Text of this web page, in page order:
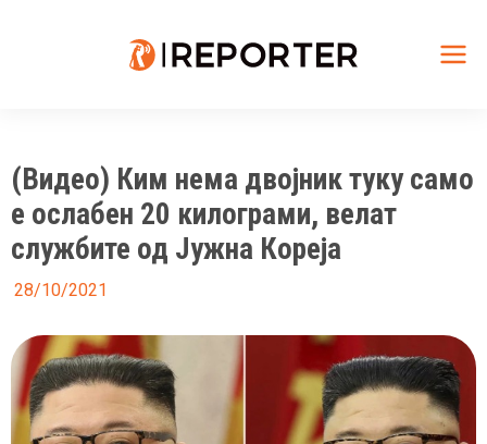
(Видео) Ким нема двојник туку само
е ослабен 20 килограми, велат
службите од Јужна Кореја
28/10/2021